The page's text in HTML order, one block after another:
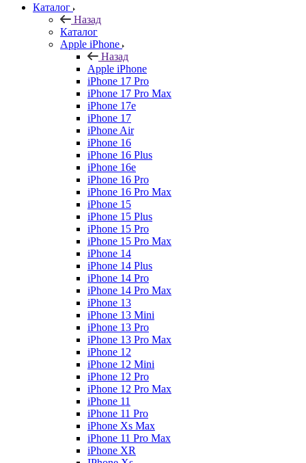
Каталог
Назад
Каталог
Apple iPhone
Назад
Apple iPhone
iPhone 17 Pro
iPhone 17 Pro Max
iPhone 17e
iPhone 17
iPhone Air
iPhone 16
iPhone 16 Plus
iPhone 16e
iPhone 16 Pro
iPhone 16 Pro Max
iPhone 15
iPhone 15 Plus
iPhone 15 Pro
iPhone 15 Pro Max
iPhone 14
iPhone 14 Plus
iPhone 14 Pro
iPhone 14 Pro Max
iPhone 13
iPhone 13 Mini
iPhone 13 Pro
iPhone 13 Pro Max
iPhone 12
iPhone 12 Mini
iPhone 12 Pro
iPhone 12 Pro Max
iPhone 11
iPhone 11 Pro
iPhone Xs Max
iPhone 11 Pro Max
iPhone XR